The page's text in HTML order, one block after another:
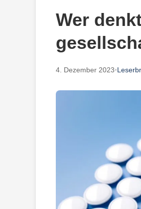
Wer
4. Dezember 2023•